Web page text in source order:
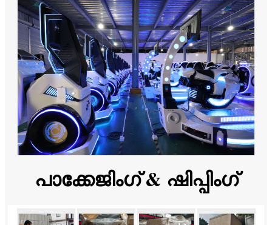
പാക്കേജിംഗ് & ഷിപ്പിംഗ്